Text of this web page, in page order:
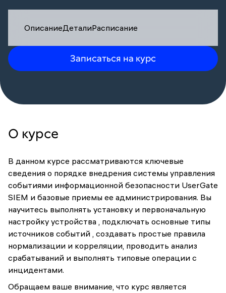
ОписаниеДеталиРасписание
Записаться на курс
О курсе
В данном курсе рассматриваются ключевые
сведения о порядке внедрения системы управления
событиями информационной безопасности UserGate
SIEM и базовые приемы ее администрирования. Вы
научитесь выполнять установку и первоначальную
настройку устройства , подключать основные типы
источников событий , создавать простые правила
нормализации и корреляции, проводить анализ
срабатываний и выполнять типовые операции с
инцидентами.
Обращаем ваше внимание, что курс является